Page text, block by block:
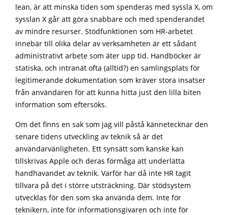
lean, är att minska tiden som spenderas med syssla X, om
sysslan X går att göra snabbare och med spenderandet
av mindre resurser. Stödfunktionen som HR-arbetet
innebär till olika delar av verksamheten är ett sådant
administrativt arbete som äter upp tid. Handböcker är
statiska, och intranät ofta (alltid?) en samlingsplats för
legitimerande dokumentation som kräver stora insatser
från användaren för att kunna hitta just den lilla biten
information som eftersöks.
Om det finns en sak som jag vill påstå kännetecknar den
senare tidens utveckling av teknik så är det
användarvänligheten. Ett synsätt som kanske kan
tillskrivas Apple och deras förmåga att underlätta
handhavandet av teknik. Varför har då inte HR tagit
tillvara på det i större utsträckning. Där stödsystem
utvecklas för den som ska använda dem. Inte för
teknikern, inte för informationsgivaren och inte för